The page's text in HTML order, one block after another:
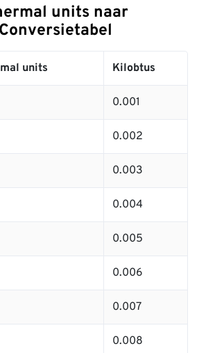
units naar
units Kilobtus
0.001
0.002
0.003
0.004
0.005
0.006
0.007
0.008